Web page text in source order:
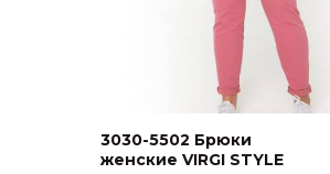
3030-5502 Брюки
женские VIRGI STYLE